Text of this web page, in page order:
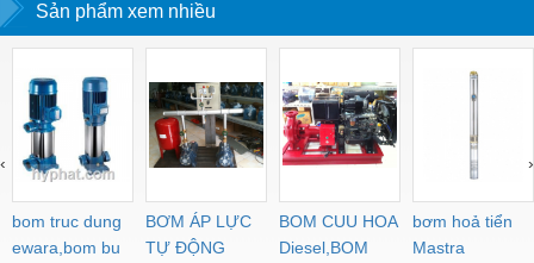
Sản phẩm xem nhiều
bom truc dung
ewara,bom bu
BƠM ÁP LỰC
TỰ ĐỘNG
BOM CUU HOA
Diesel,BOM
bơm hoả tiển
Mastra
‹ ›